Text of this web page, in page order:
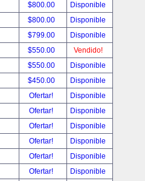
$800.00
Disponible
$800.00
Disponible
$799.00
Disponible
$550.00
Vendido!
$550.00
Disponible
$450.00
Disponible
Ofertar!
Disponible
Ofertar!
Disponible
Ofertar!
Disponible
Ofertar!
Disponible
Ofertar!
Disponible
Ofertar!
Disponible